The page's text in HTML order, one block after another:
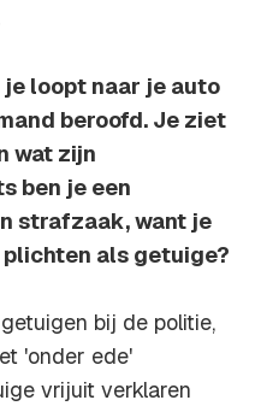
loopt naar je auto
beroofd. Je ziet
wat zijn
ben je een
strafzaak, want je
als getuige?
bij de politie,
'onder ede'
vrijuit verklaren